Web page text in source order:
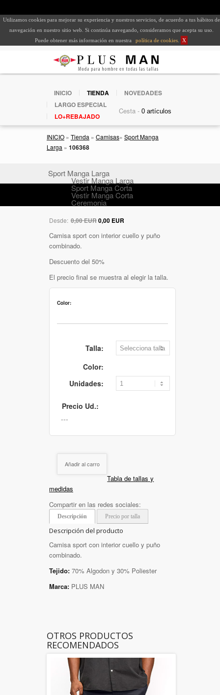
Utilizamos cookies para mejorar su experiencia y nuestros servicios, de acuerdo a tus hábitos de
navegación en nuestro sitio web. Si continúa navegando, consideramos que acepta su uso.
Puede obtener más información en nuestra
política de cookies X
INICIO TIENDA
NOVEDADES
LARGO ESPECIAL
LO+REBAJADO
Cesta -
INICIO » Tienda » Camisas» Sport Manga
Larga » 106368
Sport Manga Larga
Vestir Manga Larga
Sport Manga Corta
Vestir Manga Corta
Ceremonia
Desde: 0,00 EUR0,00 EUR
Camisa sport con interior cuello y puño
combinado.
Descuento del 50%
El precio final se muestra al elegir la talla.
Color:
Talla:
Color:
Unidades:
Precio Ud.:
Añadir al carro
Tabla de tallas y
medidas
Compartir en las redes sociales:
Descripción Precio por talla
Descripción del producto
Camisa sport con interior cuello y puño
combinado.
Tejido: 70% Algodon y 30% Poliester
Marca: PLUS MAN
OTROS PRODUCTOS
RECOMENDADOS